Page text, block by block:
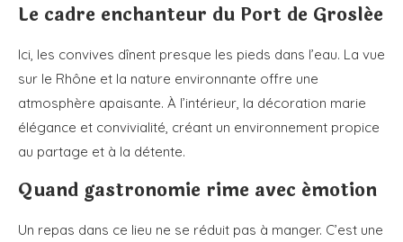
Le cadre enchanteur du Port de Groslée
Ici, les convives dînent presque les pieds dans l’eau. La vue
sur le Rhône et la nature environnante offre une
atmosphère apaisante. À l’intérieur, la décoration marie
élégance et convivialité, créant un environnement propice
au partage et à la détente.
Quand gastronomie rime avec émotion
Un repas dans ce lieu ne se réduit pas à manger. C’est une